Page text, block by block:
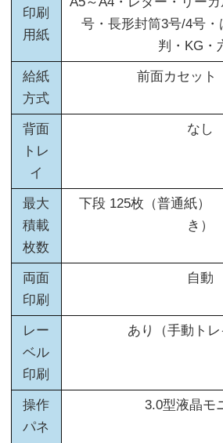
印刷
用紙
号・長形封筒3号/4号
判・KG・
給紙
方式
前面カセット
背面
トレ
イ
なし
最大
積載
枚数
下段 125枚（普通紙）
き）
両面
印刷
自動
レー
ベル
印刷
あり（手動トレ
操作
パネ
3.0型液晶モ